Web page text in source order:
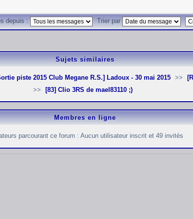
depuis : Trier par
Sujets similaires
[Sortie piste 2015 Club Megane R.S.] Ladoux - 30 mai 2015
[83] Clio 3RS de mael83110 ;)
Membres en ligne
parcourant ce forum : Aucun utilisateur inscrit et 49 invités